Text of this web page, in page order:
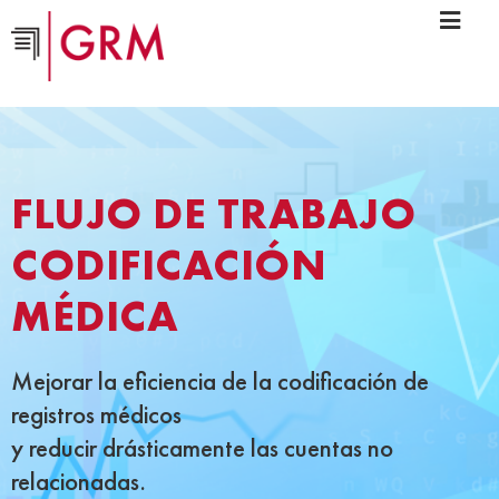
FLUJO DE TRABAJO
CODIFICACIÓN
MÉDICA
Mejorar la eficiencia de la codificación de
registros médicos
y reducir drásticamente las cuentas no
relacionadas.